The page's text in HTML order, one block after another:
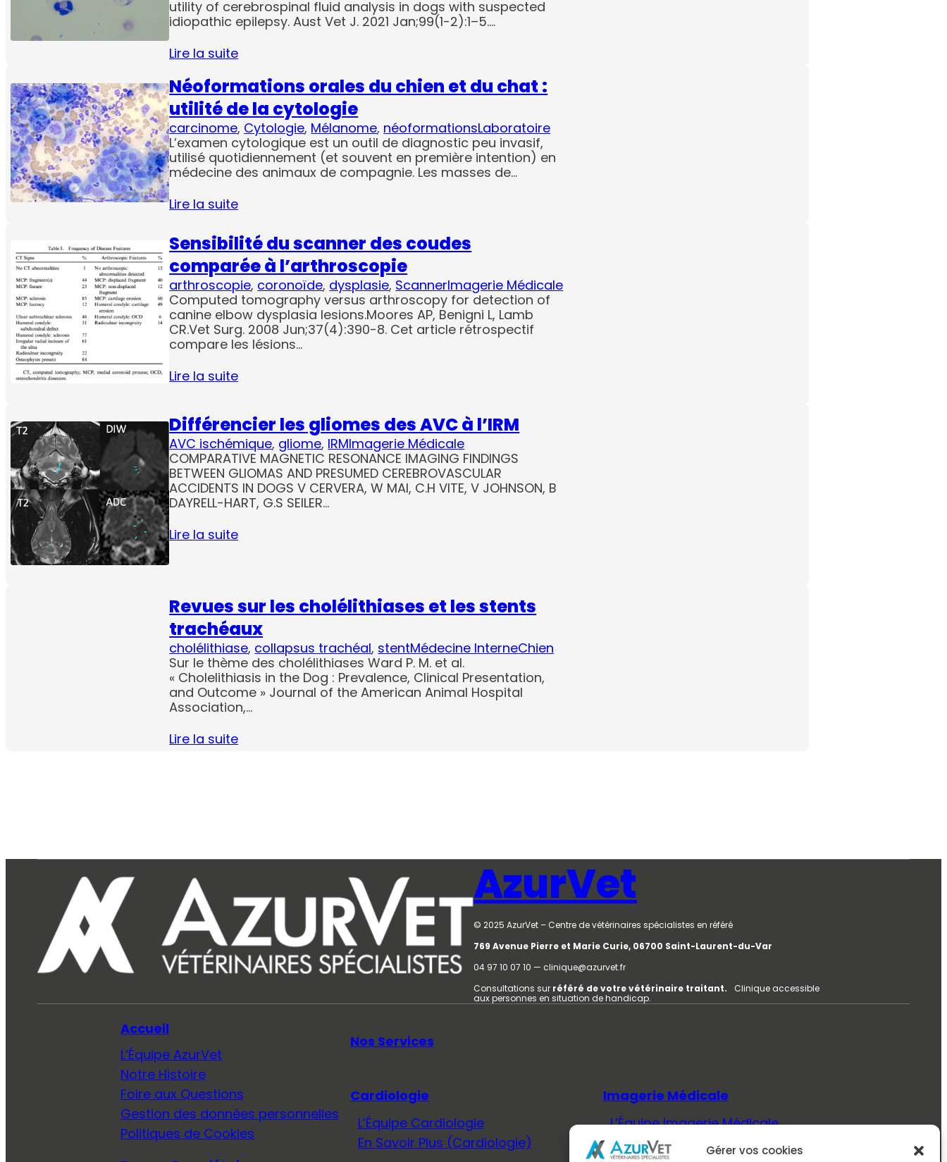
Gérer vos cookies
utility of cerebrospinal fluid analysis in dogs with suspected
idiopathic epilepsy. Aust Vet J. 2021 Jan;99(1-2):1–5.…
Lire la suite
Néoformations orales du chien et du chat :
utilité de la cytologie
carcinome, Cytologie, Mélanome, néoformationsLaboratoire
L’examen cytologique est un outil de diagnostic peu invasif,
utilisé quotidiennement (et souvent en première intention) en
médecine des animaux de compagnie. Les masses de…
Lire la suite
Sensibilité du scanner des coudes
comparée à l’arthroscopie
arthroscopie, coronoïde, dysplasie, ScannerImagerie Médicale
Computed tomography versus arthroscopy for detection of
canine elbow dysplasia lesions.Moores AP, Benigni L, Lamb
CR.Vet Surg. 2008 Jun;37(4):390-8. Cet article rétrospectif
compare les lésions…
Lire la suite
Différencier les gliomes des AVC à l’IRM
AVC ischémique, gliome, IRMImagerie Médicale
COMPARATIVE MAGNETIC RESONANCE IMAGING FINDINGS
BETWEEN GLIOMAS AND PRESUMED CEREBROVASCULAR
ACCIDENTS IN DOGS V CERVERA, W MAI, C.H VITE, V JOHNSON, B
DAYRELL-HART, G.S SEILER…
Lire la suite
Revues sur les cholélithiases et les stents
trachéaux
cholélithiase, collapsus trachéal, stentMédecine InterneChien
Sur le thème des cholélithiases Ward P. M. et al.
« Cholelithiasis in the Dog : Prevalence, Clinical Presentation,
and Outcome » Journal of the American Animal Hospital
Association,…
Lire la suite
AzurVet
© 2025 AzurVet – Centre de vétérinaires spécialistes en référé
769 Avenue Pierre et Marie Curie, 06700 Saint-Laurent-du-Var
04 97 10 07 10 — clinique@azurvet.fr
Consultations sur référé de votre vétérinaire traitant. Clinique accessible
aux personnes en situation de handicap.
Accueil
L’Équipe AzurVet
Notre Histoire
Foire aux Questions
Gestion des données personnelles
Politiques de Cookies
Nos Services
Cardiologie
L’Équipe Cardiologie
En Savoir Plus (Cardiologie)
Imagerie Médicale
L’Équipe Imagerie Médicale
En Savoir Plus (Imagerie Médicale)